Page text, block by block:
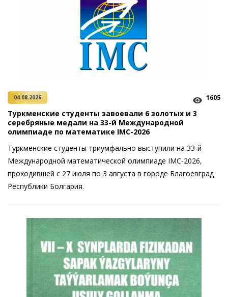
04.08.2026 1605
Туркменские студенты завоевали 6 золотых и 3
серебряные медали на 33-й Международной
олимпиаде по математике IMC-2026
Туркменские студенты триумфально выступили на 33-й
Международной математической олимпиаде IMC-2026,
проходившей с 27 июля по 3 августа в городе Благоевград
Республики Болгария.